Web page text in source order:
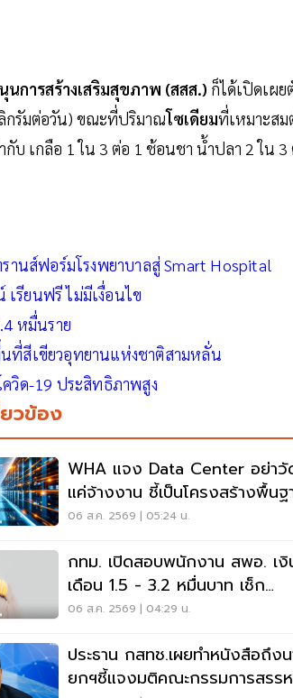
การสร้างเสริมสุขภาพ (สสส.) ก็ได้เปิดเผ
กรัมต่อวัน) ขณะที่ปริมาณโซเดียมที่เหมาะสม
บ เกลือ 1 ใน 3 ต่อ 1 ช้อนชา นํ้าปลา 2 ใน
านส์ฟอร์มโรงพยาบาลสู่ Smart Hospital
รียนฟรี ไม่มีเงื่อนไข
หมื่นราย
ที่สีเขียวอุทยานแห่งชาติสามหลั่น
ควิด-19 ประสิทธิภาพสูง
วข้อง
WHA แจง Data Center อย่าวั
แค่จ้างงาน ชี้เป็นโครงสร้างพื้นฐ
เศรษฐกิจดิจิทัล
06 ส.ค. 2569 | 05:24 น.
กทม. เปิดสอบพนักงาน สพอ. เงิ
เดือน 1.5 - 3.2 หมื่นบาท เช็ก
เงื่อนไข-วิธีสมัครที่นี่
06 ส.ค. 2569 | 04:29 น.
ประธาน กสทช.เผยทำหนังสือถึง
ยกฯชี้แจงมติคณะกรรมการสรร